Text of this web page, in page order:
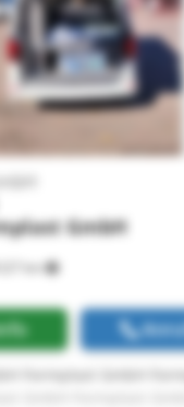
227 km
GmbH